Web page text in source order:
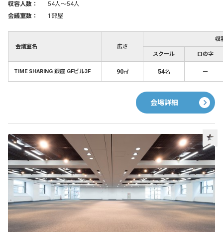
収容人数：
54人〜54人
会議室数：
1部屋
会議室名 広さ
収
スクール ロの字
TIME SHARING 銀座 GFビル3F 90㎡ 54名 －
会場詳細